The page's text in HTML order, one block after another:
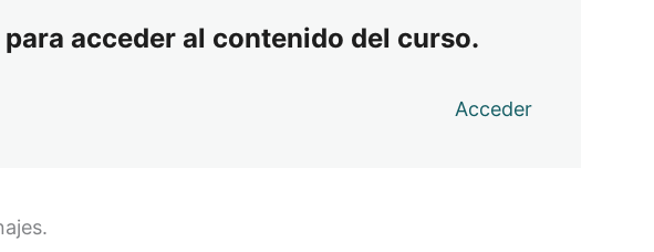
acceder al contenido del curso.
Acceder